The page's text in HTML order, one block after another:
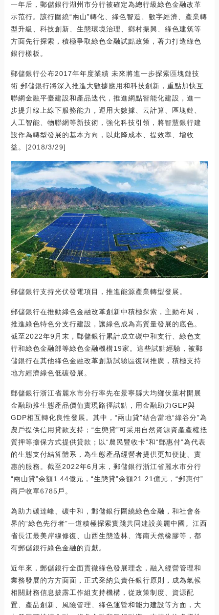
一年后，郵儲銀行湖州市分行被確定為總行級綠色金融改革
示范行。該行圍繞“兩山”轉化、綠色智造、數字經濟、產業轉
型升級、科技創新、生態環境治理、鄉村振興、綠色建筑等
方面先行探索，積極爭取綠色金融試點政策，著力打造綠色
銀行樣板。
郵儲銀行公布2017年年度業績 未來將進一步探索區塊鏈技
術:郵儲銀行將深入推進大數據應用和科技創新，重點加快互
聯網金融平臺建設和產品迭代，推進網點智能化建設，進一
步提升線上線下服務能力，運用大數據、云計算、區塊鏈、
人工智能、物聯網等新技術，強化科技引領，將智慧銀行建
設作為轉型發展的基本方向，以此降成本、提效率、增收
益。[2018/3/29]
郵儲銀行支持光伏發電項目，推進能源產業轉型發展。
郵儲銀行在推動綠色金融改革創新中積極探索，主動布局，
推進綠色特色分支行建設，讓綠色成為高質量發展的底色。
截至2022年9月末，郵儲銀行累計成立碳中和支行、綠色支
行和綠色金融部等綠色金融機構19家。這些試點經驗，被郵
儲銀行在其他綠色金融改革創新試驗區復制推廣，積極支持
地方經濟綠色低碳發展。
郵儲銀行浙江省麗水市分行率先在景寧縣大均鄉伏葉村開展
金融助推生態產品價值實現路徑試點，用金融助力GEP與
GDP相互轉化良性發展。其中，“兩山貸”結合當地“綠谷分”為
農戶提供信用貸款支持；“生態貸”可采用自然資源資產產權抵
質押等擔保方式提供貸款；以“農民豐收卡”和“郵惠付”為代表
的生態支付結算體系，為生態產品經營者提供更加便捷、實
惠的服務。截至2022年6月末，郵儲銀行浙江省麗水市分行
“兩山貸”余額1.44億元，“生態貸”余額21.21億元，“郵惠付”
商戶收單6785戶。
為助力碳達峰、碳中和，郵儲銀行圍繞綠色金融，和社會各
界的“綠色先行者”一道積極探索實踐共同建設美麗中國。江西
省長江最美岸線修復、山西生態造林、海南天然橡膠等，都
有郵儲銀行綠色金融的貢獻。
近年來，郵儲銀行全面貫徹綠色發展理念，融入經營管理和
業務發展的方方面面，正式采納負責任銀行原則，成為氣候
相關財務信息披露工作組支持機構，從政策制度、資源配
置、產品創新、風險管理、綠色運營和能力建設等方面，大